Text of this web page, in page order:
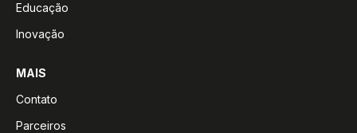
Educação
Inovação
MAIS
Contato
Parceiros